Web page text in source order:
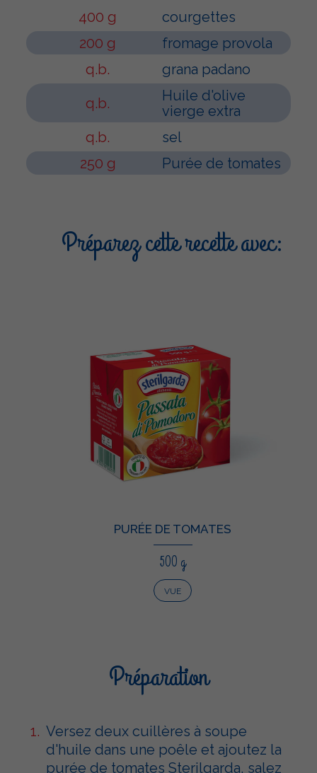
400 g
courgettes
200 g
fromage provola
q.b.
grana padano
q.b.
Huile d'olive
vierge extra
q.b.
sel
250 g
Purée de tomates
Préparez cette recette avec:
PURÉE DE TOMATES
500 g
VUE
Préparation
Versez deux cuillères à soupe
d'huile dans une poêle et ajoutez la
purée de tomates Sterilgarda, salez